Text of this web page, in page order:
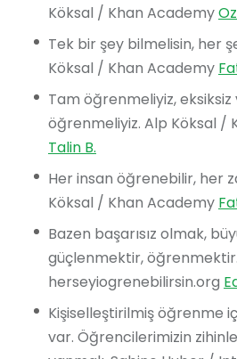
Köksal / Khan Academy
Tek bir şey bilmelisin, her
Köksal / Khan Academy
Tam öğrenmeliyiz,
öğrenmeliyiz. Alp Köksal /
Talin B.
Her insan öğrenebilir, her
Köksal / Khan Academy
Bazen başarısız olmak,
güçlenmektir, öğrenmektir.
herseyiogrenebilirsin.org
Kişiselleştirilmiş öğrenme
var. Öğrencilerimizin